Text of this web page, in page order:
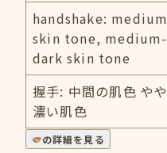
handshake: medium
skin tone, medium-
dark skin tone
握手: 中間の肌色 やや
濃い肌色
の詳細を見る